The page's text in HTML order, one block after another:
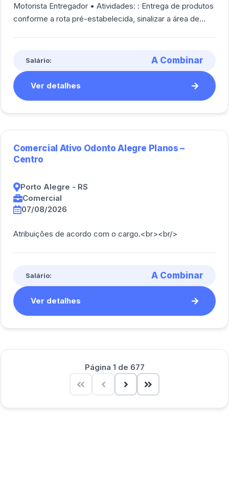
Motorista Entregador • Atividades: : Entrega de produtos
conforme a rota pré-estabelecida, sinalizar a área de
Salário: A Combinar
Ver detalhes
Comercial Ativo Odonto Alegre Planos –
Centro
Porto Alegre - RS
Comercial
07/08/2026
Atribuições de acordo com o cargo.<br><br/>
Salário: A Combinar
Ver detalhes
Página 1 de 677